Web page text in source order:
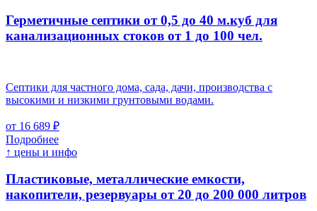
Герметичные септики от 0,5 до 40 м.куб для
канализационных стоков от 1 до 100 чел.
Септики для частного дома, сада, дачи, производства с
высокими и низкими грунтовыми водами.
от 16 689 ₽
Подробнее
↑ цены и инфо
Пластиковые, металлические емкости,
накопители, резервуары от 20 до 200 000 литров